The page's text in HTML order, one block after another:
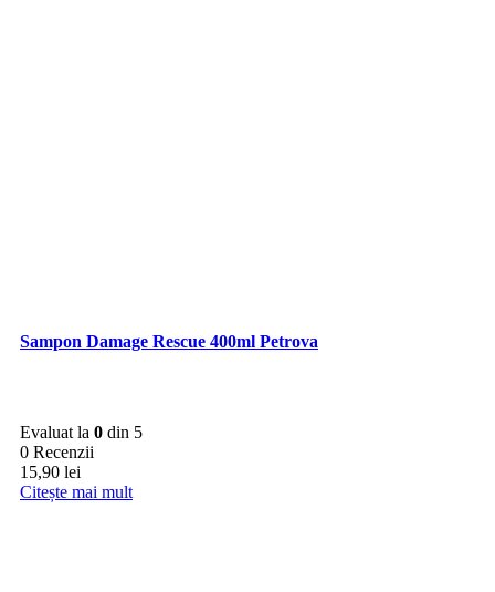
Sampon Damage Rescue 400ml Petrova
Evaluat la 0 din 5
0 Recenzii
15,90 lei
Citește mai mult